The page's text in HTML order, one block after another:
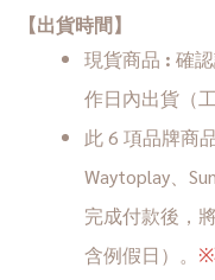
【出貨時間】
現貨商品 : 確
作日內出貨（
此 6 項品牌商
Waytoplay、
完成付款後，
含例假日）。 ※